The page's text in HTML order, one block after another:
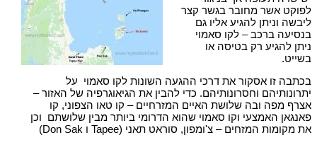
לפוקט אשר מחובר בגשר קצר
ליבשה וניתן להגיע אליו גם
בנסיעה ברכב – לקו סאמוי
ניתן להגיע רק בטיסה או
בשייט.
בכתבה זו אסקור את דרכי ההגעה השונות לקו סאמוי על
יתרונותיהם וחסרונותיהם. כדי להבין את הגיאוגרפיה של האזור –
אצרף מפה ובה שלושת האיים המזרחיים – קו טאו הצפוני, קו
פאנגאן האמצעי וקו סאמוי שהוא הדרומי ביותר מבין שלושתם וכן
את מקומות המזחים – צ'ומפון, סוראט תאני (Tapee ו Don Sak)